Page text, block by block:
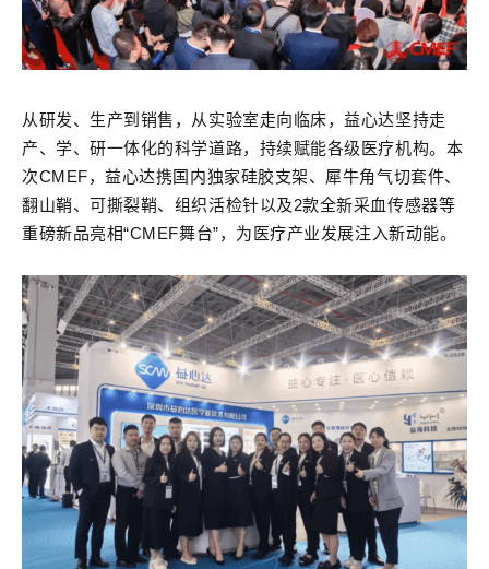
从研发、生产到销售，从实验室走向临床，益心达坚持走
产、学、研一体化的科学道路，持续赋能各级医疗机构。本
次CMEF，益心达携国内独家硅胶支架、犀牛角气切套件、
翻山鞘、可撕裂鞘、组织活检针以及2款全新采血传感器等
重磅新品亮相“CMEF舞台”，为医疗产业发展注入新动能。